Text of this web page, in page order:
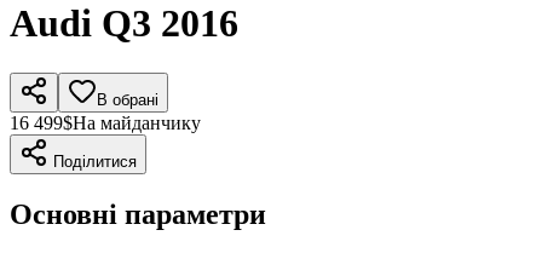
Audi Q3 2016
В обрані
16 499$На майданчику
Поділитися
Основні параметри